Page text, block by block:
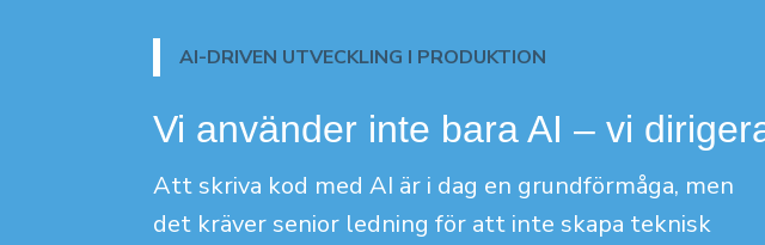
AI-DRIVEN UTVECKLING I PRODUKTION
Vi använder inte bara AI – vi
Att skriva kod med AI är i dag en grundförmåga, men
det kräver senior ledning för att inte skapa teknisk